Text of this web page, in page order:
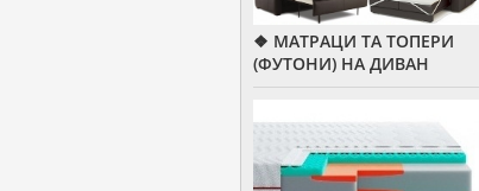
❖ МАТРАЦИ ТА ТОПЕРИ
(ФУТОНИ) НА ДИВАН